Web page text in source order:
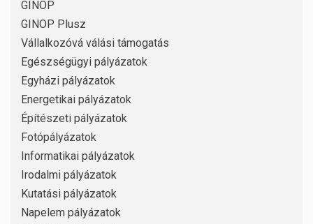
GINOP
GINOP Plusz
Vállalkozóvá válási támogatás
Egészségügyi pályázatok
Egyházi pályázatok
Energetikai pályázatok
Építészeti pályázatok
Fotópályázatok
Informatikai pályázatok
Irodalmi pályázatok
Kutatási pályázatok
Napelem pályázatok